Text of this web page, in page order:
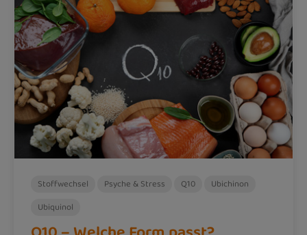
Stoffwechsel Psyche & Stress Q10
Ubichinon
Ubiquinol